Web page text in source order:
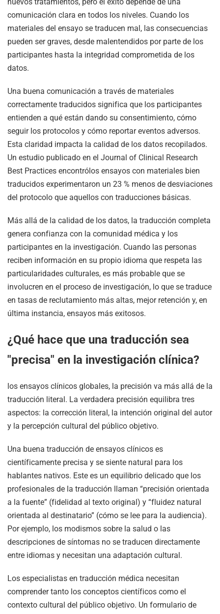
comunicación clara en todos los niveles. Cuando los
materiales del ensayo se traducen mal, las consecuencias
pueden ser graves, desde malentendidos por parte de los
participantes hasta la integridad comprometida de los
datos.
Una buena comunicación a través de materiales
correctamente traducidos significa que los participantes
entienden a qué están dando su consentimiento, cómo
seguir los protocolos y cómo reportar eventos adversos.
Esta claridad impacta la calidad de los datos recopilados.
Un estudio publicado en el Journal of Clinical Research
Best Practices encontrólos ensayos con materiales bien
traducidos experimentaron un 23 % menos de desviaciones
del protocolo que aquellos con traducciones básicas.
Más allá de la calidad de los datos, la traducción completa
genera confianza con la comunidad médica y los
participantes en la investigación. Cuando las personas
reciben información en su propio idioma que respeta las
particularidades culturales, es más probable que se
involucren en el proceso de investigación, lo que se traduce
en tasas de reclutamiento más altas, mejor retención y, en
última instancia, ensayos más exitosos.
¿Qué hace que una traducción sea
"precisa" en la investigación clínica?
los ensayos clínicos globales, la precisión va más allá de la
traducción literal. La verdadera precisión equilibra tres
aspectos: la corrección literal, la intención original del autor
y la percepción cultural del público objetivo.
Una buena traducción de ensayos clínicos es
científicamente precisa y se siente natural para los
hablantes nativos. Este es un equilibrio delicado que los
profesionales de la traducción llaman “precisión orientada
a la fuente” (fidelidad al texto original) y “fluidez natural
orientada al destinatario” (cómo se lee para la audiencia).
Por ejemplo, los modismos sobre la salud o las
descripciones de síntomas no se traducen directamente
entre idiomas y necesitan una adaptación cultural.
Los especialistas en traducción médica necesitan
comprender tanto los conceptos científicos como el
contexto cultural del público objetivo. Un formulario de